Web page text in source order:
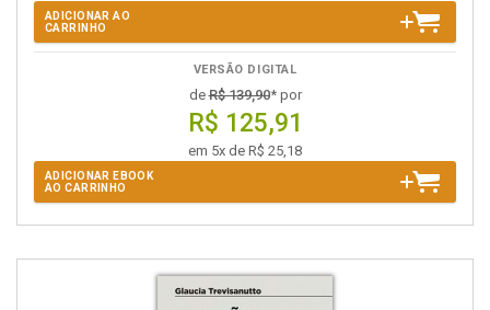
ADICIONAR AO
CARRINHO
VERSÃO DIGITAL
deR$ 139,90* por
R$ 125,91
em 5x de R$ 25,18
ADICIONAR EBOOK
AO CARRINHO